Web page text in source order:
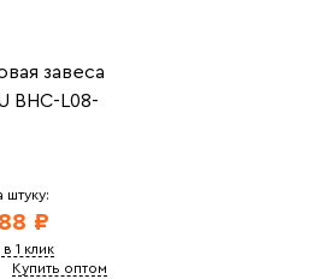
завеса
BHC-L08-
штуку:
₽
1 клик
Купить оптом